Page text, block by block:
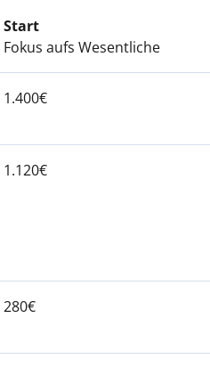
Start
Fokus aufs Wesentliche
1.400€
1.120€
280€